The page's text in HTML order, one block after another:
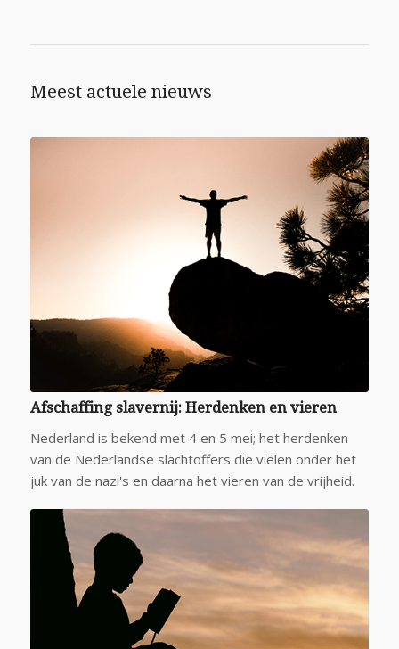
Meest actuele nieuws
Afschaffing slavernij: Herdenken en vieren
Nederland is bekend met 4 en 5 mei; het herdenken
van de Nederlandse slachtoffers die vielen onder het
juk van de nazi's en daarna het vieren van de vrijheid.